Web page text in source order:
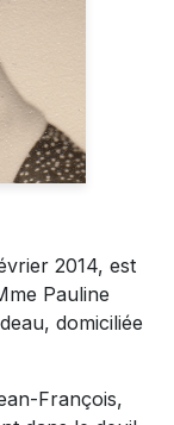
2014, est
Pauline
domiciliée
François,